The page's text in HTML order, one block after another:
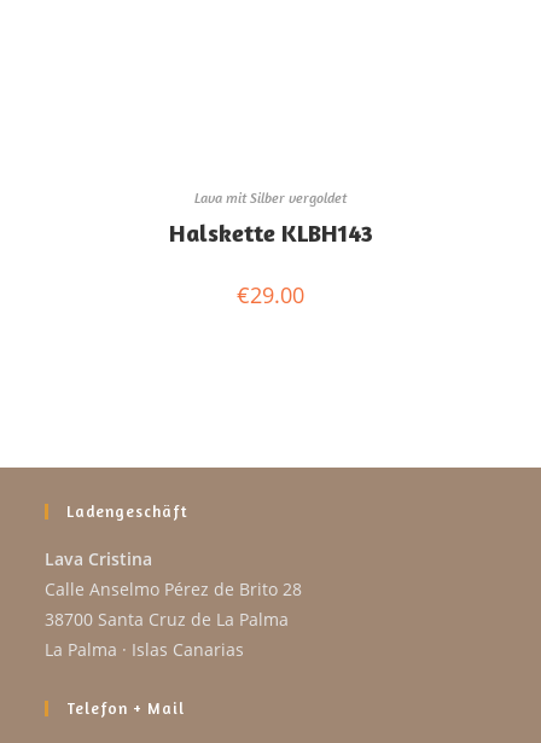
Lava mit Silber vergoldet
Halskette KLBH143
€29.00
Ladengeschäft
Lava Cristina
Calle Anselmo Pérez de Brito 28
38700 Santa Cruz de La Palma
La Palma · Islas Canarias
Telefon + Mail